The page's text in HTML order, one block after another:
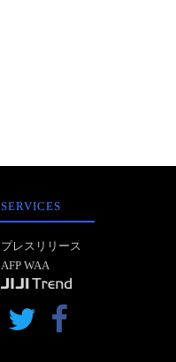
SERVICES
プレスリリース
AFP WAA